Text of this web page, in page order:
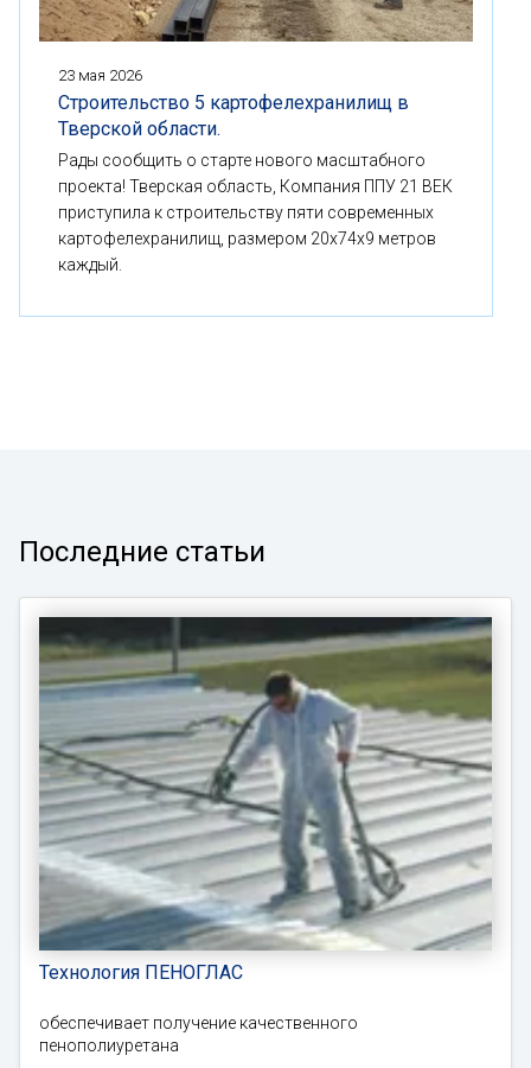
23 мая 2026
Строительство 5 картофелехранилищ в
Тверской области.
Рады сообщить о старте нового масштабного
проекта! Тверская область, Компания ППУ 21 ВЕК
приступила к строительству пяти современных
картофелехранилищ, размером 20x74x9 метров
каждый.
Последние статьи
Технология ПЕНОГЛАС
обеспечивает получение качественного
пенополиуретана